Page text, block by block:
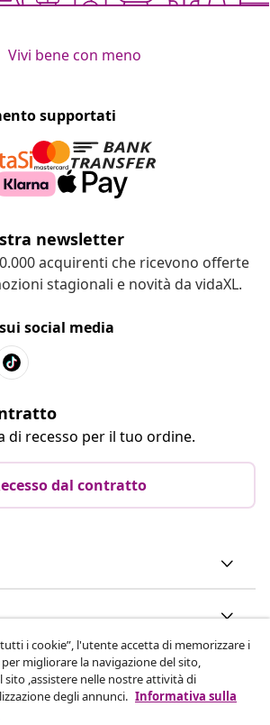
Vivi bene con meno
supportati
newsletter
acquirenti che ricevono offerte
stagionali e novità da vidaXL.
social media
di recesso per il tuo ordine.
dal contratto
i cookie”, l'utente accetta di memorizzare i
migliorare la navigazione del sito,
sito ,assistere nelle nostre attività di
degli annunci. Informativa sulla